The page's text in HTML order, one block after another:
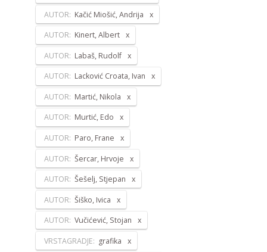
AUTOR: Kačić Miošić, Andrija
AUTOR: Kinert, Albert
AUTOR: Labaš, Rudolf
AUTOR: Lacković Croata, Ivan
AUTOR: Martić, Nikola
AUTOR: Murtić, Edo
AUTOR: Paro, Frane
AUTOR: Šercar, Hrvoje
AUTOR: Šešelj, Stjepan
AUTOR: Šiško, Ivica
AUTOR: Vučićević, Stojan
VRSTAGRADJE: grafika